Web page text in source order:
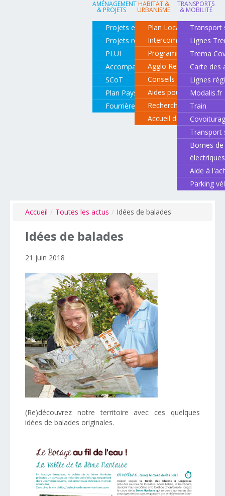
AMÉNAGEMENT
& PROJETS
Projets en cours
Projets réalisés
PLUI
Accompagnement de projets
SCoT
Plan Paysage
Fourrière animale
HABITAT &
URBANISME
Plan Local d'Urbanisme
Intercommunal
Programme local de
Agglo Renov
Conseils pour rénover
Aides pour rénover
Recherche d'un
Accueil des gens du
TRANSPORTS
& MOBILITÉ
Transport
Lignes
Trema
Carte des
Lignes
Modalis.fr
Train
Transport
Bornes
électriques
Aide à
Parking
Accueil / Toutes les actus / Idées de balades
Idées de balades
21 juin 2018
(Re)découvrez notre territoire avec ces quelques
idées de balades originales.